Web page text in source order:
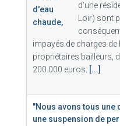
d’une
Loir) sont
impayés de charges de
propriétaires bailleurs,
200 000 euros.
[...]
"Nous avons tous une
une suspension de